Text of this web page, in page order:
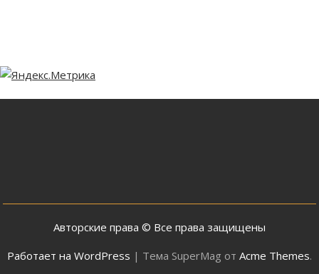
Авторские права © Все права защищены
Работает на WordPress | Тема SuperMag от Acme Themes.